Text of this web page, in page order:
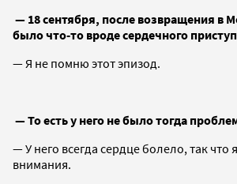
— 18 сентября, после возвращения в
было что-то вроде сердечного
— Я не помню этот эпизод.
— То есть у него не было тогда
— У него всегда сердце болело, так
внимания.